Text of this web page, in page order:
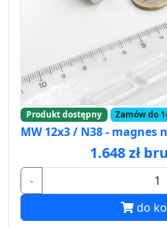
Produkt dostępny Zamów do
MW 12x3 / N38 -
1.648 zł
-
do